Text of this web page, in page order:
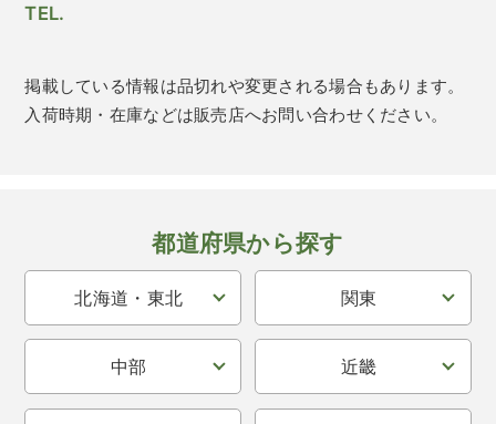
TEL.
掲載している情報は品切れや変更される場合もあります。
入荷時期・在庫などは販売店へお問い合わせください。
都道府県から探す
北海道・東北 関東
中部 近畿